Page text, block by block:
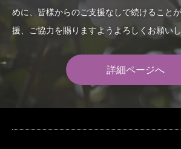
めに、皆様からのご支援なしで続けること
援、ご協力を賜りますようよろしくお願いし
詳細ページへ